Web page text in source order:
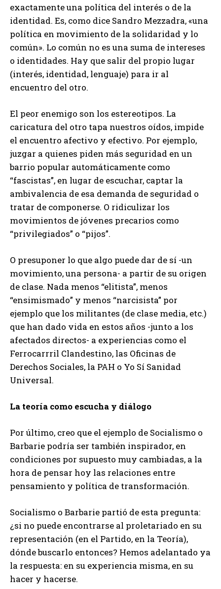
exactamente una política del interés o de la
identidad. Es, como dice Sandro Mezzadra, «una
política en movimiento de la solidaridad y lo
común». Lo común no es una suma de intereses
o identidades. Hay que salir del propio lugar
(interés, identidad, lenguaje) para ir al
encuentro del otro.
El peor enemigo son los estereotipos. La
caricatura del otro tapa nuestros oídos, impide
el encuentro afectivo y efectivo. Por ejemplo,
juzgar a quienes piden más seguridad en un
barrio popular automáticamente como
“fascistas”, en lugar de escuchar, captar la
ambivalencia de esa demanda de seguridad o
tratar de componerse. O ridiculizar los
movimientos de jóvenes precarios como
“privilegiados” o “pijos”.
O presuponer lo que algo puede dar de sí -un
movimiento, una persona- a partir de su origen
de clase. Nada menos “elitista”, menos
“ensimismado” y menos “narcisista” por
ejemplo que los militantes (de clase media, etc.)
que han dado vida en estos años -junto a los
afectados directos- a experiencias como el
Ferrocarrril Clandestino, las Oficinas de
Derechos Sociales, la PAH o Yo Sí Sanidad
Universal.
La teoría como escucha y diálogo
Por último, creo que el ejemplo de Socialismo o
Barbarie podría ser también inspirador, en
condiciones por supuesto muy cambiadas, a la
hora de pensar hoy las relaciones entre
pensamiento y política de transformación.
Socialismo o Barbarie partió de esta pregunta:
¿si no puede encontrarse al proletariado en su
representación (en el Partido, en la Teoría),
dónde buscarlo entonces? Hemos adelantado ya
la respuesta: en su experiencia misma, en su
hacer y hacerse.